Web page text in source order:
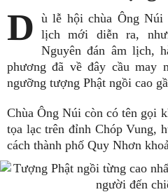
D ù lễ hội chùa Ông Núi
lịch mới diễn ra,
Nguyên đán âm lịch,
phương đã về đây cầu may
ngưỡng tượng Phật ngồi cao
Chùa Ông Núi còn có tên gọi
tọa lạc trên đỉnh Chóp Vung,
cách thành phố Quy Nhơn